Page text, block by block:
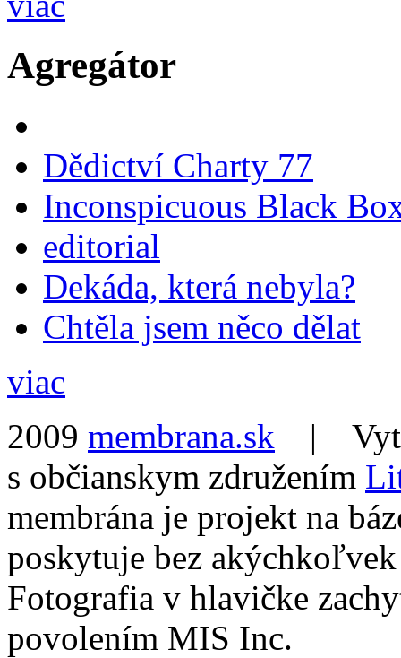
Agregátor
Dědictví Charty 77
Inconspicuous Black
editorial
Dekáda, která nebyla?
Chtěla jsem něco dělat
viac
2009 membrana.sk |
s občianskym združením
membrána je projekt na
poskytuje bez
Fotografia v hlavičke
povolením MIS Inc.